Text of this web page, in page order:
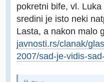
pokretni bife, vl.
sredini je isto neki
Lasta, a nakon malo
javnosti.rs/clanak/
2007/sad-je-vidis-